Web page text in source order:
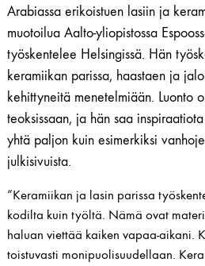
Arabiassa erikoistuen lasiin ja
muotoilua Aalto-yliopistossa
työskentelee Helsingissä. Hän
keramiikan parissa, haastaen ja
kehittyneitä ​​menetelmiään. Luonto
teoksissaan, ja hän saa
yhtä paljon kuin esimerkiksi
julkisivuista.
”Keramiikan ja lasin parissa
kodilta kuin työltä. Nämä ovat
haluan viettää kaiken vapaa-aikani.
toistuvasti monipuolisuudellaan.